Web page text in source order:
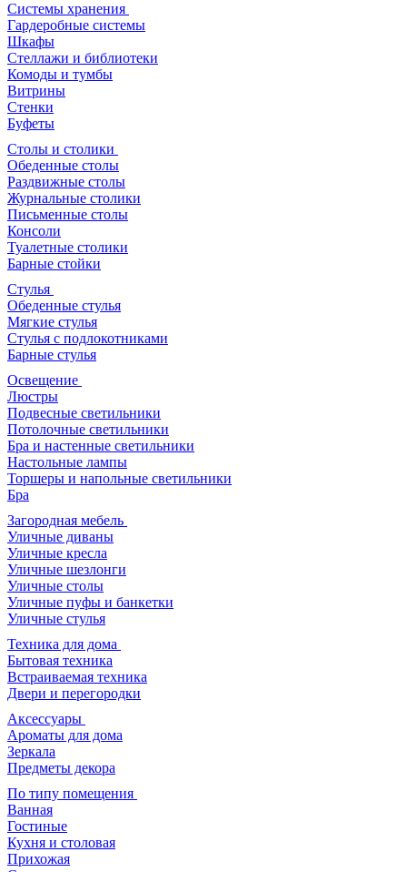
Системы хранения
Гардеробные системы
Шкафы
Стеллажи и библиотеки
Комоды и тумбы
Витрины
Стенки
Буфеты
Столы и столики
Обеденные столы
Раздвижные столы
Журнальные столики
Письменные столы
Консоли
Туалетные столики
Барные стойки
Стулья
Обеденные стулья
Мягкие стулья
Стулья с подлокотниками
Барные стулья
Освещение
Люстры
Подвесные светильники
Потолочные светильники
Бра и настенные светильники
Настольные лампы
Торшеры и напольные светильники
Бра
Загородная мебель
Уличные диваны
Уличные кресла
Уличные шезлонги
Уличные столы
Уличные пуфы и банкетки
Уличные стулья
Техника для дома
Бытовая техника
Встраиваемая техника
Двери и перегородки
Аксессуары
Ароматы для дома
Зеркала
Предметы декора
По типу помещения
Ванная
Гостиные
Кухня и столовая
Прихожая